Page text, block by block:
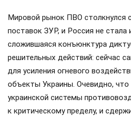
Мировой рынок ПВО столкнулся
поставок ЗУР, и Россия не
сложившаяся конъюнктура
решительных действий: сейчас
для усиления огневого
объекты Украины. Очевидно,
украинской системы
к критическому пределу, и